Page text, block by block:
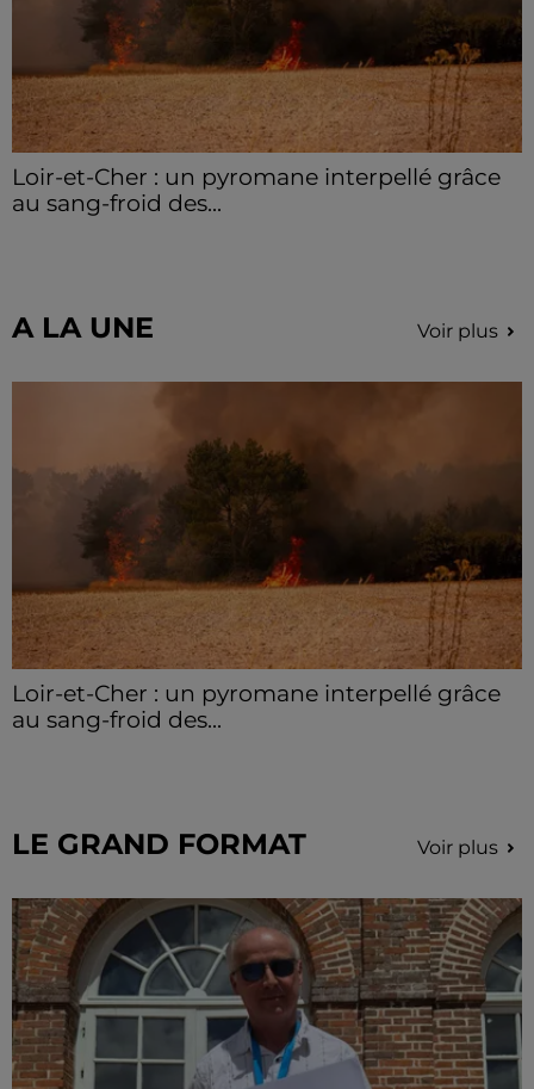
Loir-et-Cher : un pyromane interpellé grâce
au sang-froid des...
Grâce...
A LA UNE Voir plus
Loir-et-Cher : un pyromane interpellé grâce
au sang-froid des...
Grâce...
LE GRAND FORMAT Voir plus